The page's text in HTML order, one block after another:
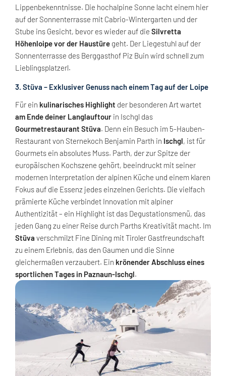
Lippenbekenntnisse. Die hochalpine Sonne lacht einem hier
auf der Sonnenterrasse mit Cabrio-Wintergarten und der
Stube ins Gesicht, bevor es wieder auf die Silvretta
Höhenloipe vor der Haustüre geht. Der Liegestuhl auf der
Sonnenterrasse des Berggasthof Piz Buin wird schnell zum
Lieblingsplatzerl.
3. Stüva – Exklusiver Genuss nach einem Tag auf der Loipe
Für ein kulinarisches Highlight der besonderen Art wartet
am Ende deiner Langlauftour in Ischgl das
Gourmetrestaurant Stüva. Denn ein Besuch im 5-Hauben-
Restaurant von Sternekoch Benjamin Parth in Ischgl, ist für
Gourmets ein absolutes Muss. Parth, der zur Spitze der
europäischen Kochszene gehört, beeindruckt mit seiner
modernen Interpretation der alpinen Küche und einem klaren
Fokus auf die Essenz jedes einzelnen Gerichts. Die vielfach
prämierte Küche verbindet Innovation mit alpiner
Authentizität – ein Highlight ist das Degustationsmenü, das
jeden Gang zu einer Reise durch Parths Kreativität macht. Im
Stüva verschmilzt Fine Dining mit Tiroler Gastfreundschaft
zu einem Erlebnis, das den Gaumen und die Sinne
gleichermaßen verzaubert. Ein krönender Abschluss eines
sportlichen Tages in Paznaun-Ischgl.